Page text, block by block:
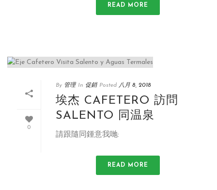
READ MORE
0
By 管理 In 促銷 Posted 八月 8, 2018
埃杰 CAFETERO 訪問
SALENTO 同温泉
請跟隨同鍾意我哋:
READ MORE